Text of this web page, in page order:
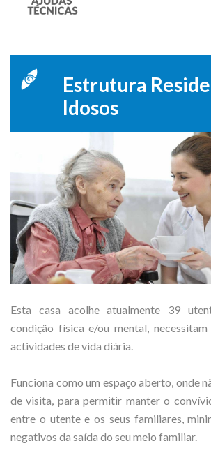
Estrutura
Idosos
Esta casa acolhe atualmente 39
condição física e/ou mental,
actividades de vida diária.
Funciona como um espaço aberto, onde
de visita, para permitir manter o
entre o utente e os seus familiares,
negativos da saída do seu meio familiar.